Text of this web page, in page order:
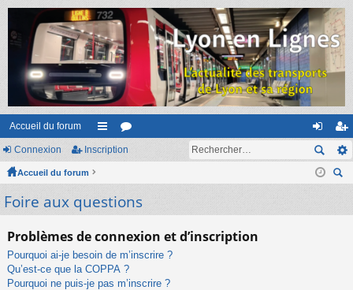
Accueil du forum
ac
ur
s
or
m
on
ne
ns
cri
Connexion Inscription
Accueil du forum
Foire aux questions
Problèmes de connexion et d’inscription
Pourquoi ai-je besoin de m’inscrire ?
Qu’est-ce que la COPPA ?
Pourquoi ne puis-je pas m’inscrire ?